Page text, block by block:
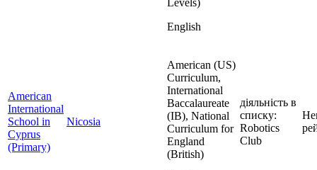
Levels)
English
American
International
School in
Cyprus
(Primary)
Nicosia
American (US)
Curriculum,
International
Baccalaureate
(IB), National
Curriculum for
England
(British)
діяльність в
списку:
Robotics
Club